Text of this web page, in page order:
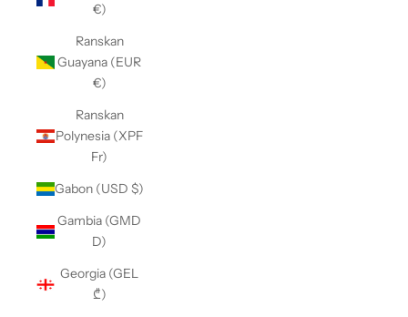
€)
Ranskan
Guayana (EUR
€)
Ranskan
Polynesia (XPF
Fr)
Gabon (USD $)
Gambia (GMD
D)
Georgia (GEL
₾)